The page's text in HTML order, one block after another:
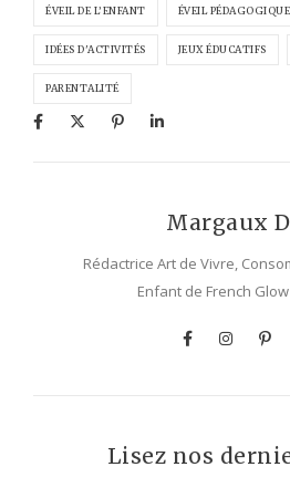
ÉVEIL DE L’ENFANT ÉVEIL PÉDAGOGIQUE
IDÉES D'ACTIVITÉS JEUX ÉDUCATIFS
PARENTALITÉ
Margaux
Rédactrice Art de Vivre,
Enfant de French
Lisez nos